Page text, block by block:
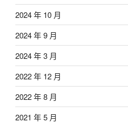
2024 年 10 月
2024 年 9 月
2024 年 3 月
2022 年 12 月
2022 年 8 月
2021 年 5 月